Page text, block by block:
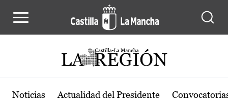
Noticias Actualidad del Presidente